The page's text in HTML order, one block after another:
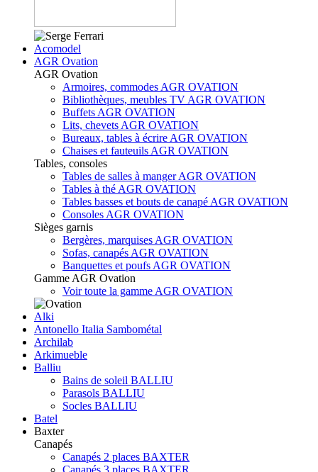
Acomodel
AGR Ovation
AGR Ovation
Armoires, commodes AGR OVATION
Bibliothèques, meubles TV AGR OVATION
Buffets AGR OVATION
Lits, chevets AGR OVATION
Bureaux, tables à écrire AGR OVATION
Chaises et fauteuils AGR OVATION
Tables, consoles
Tables de salles à manger AGR OVATION
Tables à thé AGR OVATION
Tables basses et bouts de canapé AGR OVATION
Consoles AGR OVATION
Sièges garnis
Bergères, marquises AGR OVATION
Sofas, canapés AGR OVATION
Banquettes et poufs AGR OVATION
Gamme AGR Ovation
Voir toute la gamme AGR OVATION
Alki
Antonello Italia Sambométal
Archilab
Arkimueble
Balliu
Bains de soleil BALLIU
Parasols BALLIU
Socles BALLIU
Batel
Baxter
Canapés
Canapés 2 places BAXTER
Canapés 3 places BAXTER